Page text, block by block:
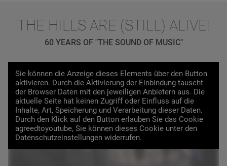
THE HILLS ARE (STILL) ALIVE!
60 YEARS OF "THE SOUND OF MUSIC"
VIDEO LADEN
Sie können die Anzeige dieses Elements über den Button
aktivieren. Durch die Aktivierung der Einbindung tauscht
der Browser Daten mit den jeweiligen Anbietern aus. Die
aktuelle Seite hat keinen Zugriff oder Einfluss auf die
Inhalte, Art, Speicherung und Verarbeitung dieser Daten.
Durch den Klick auf den Button erlauben Sie das Cookie
agreedtoyoutube, Sie können dieses Cookie unter den
Datenschutzeinstellungen widerrufen.